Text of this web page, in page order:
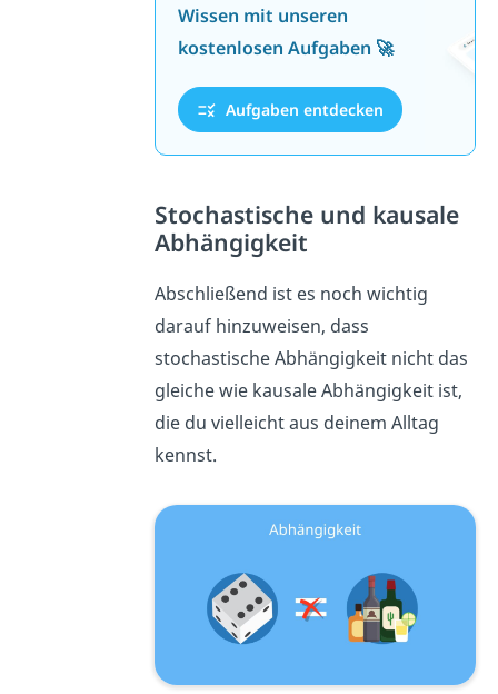
Wissen mit unseren
kostenlosen Aufgaben 🚀
Aufgaben entdecken
Stochastische und kausale
Abhängigkeit
Abschließend ist es noch wichtig
darauf hinzuweisen, dass
stochastische Abhängigkeit nicht das
gleiche wie kausale Abhängigkeit ist,
die du vielleicht aus deinem Alltag
kennst.